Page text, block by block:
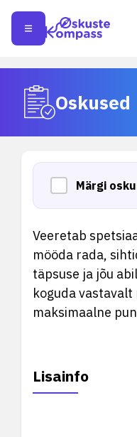
Oskused
Märgi
Veeretab
mööda rada,
täpsuse ja jõu
koguda
maksimaalne
Lisainfo